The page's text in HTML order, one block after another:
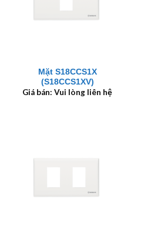
Mặt S18CCS1X
(S18CCS1XV)
Giá bán: Vui lòng liên hệ